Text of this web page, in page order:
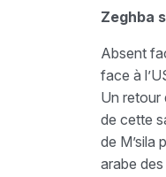
Zeghba
Absent
face à
Un retour
de cette
de M’sila
arabe